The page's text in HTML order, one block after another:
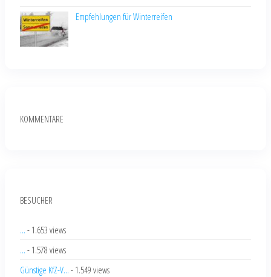
Empfehlungen für Winterreifen
KOMMENTARE
BESUCHER
... - 1.653 views
... - 1.578 views
Günstige KfZ-V... - 1.549 views